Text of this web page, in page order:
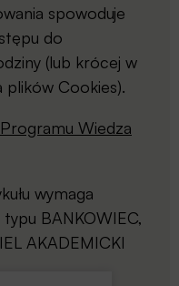
spowoduje
do
(lub krócej w
plików Cookies).
Programu Wiedza
wymaga
BANKOWIEC,
AKADEMICKI